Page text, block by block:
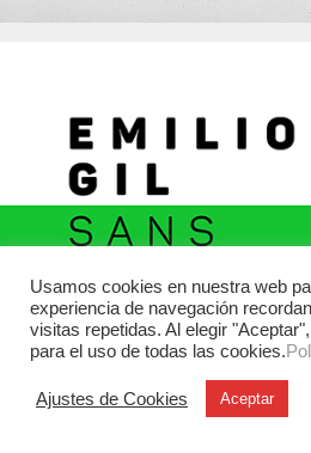
Usamos cookies en nuestra web
experiencia de navegación
visitas repetidas. Al elegir
para el uso de todas las cookies.
Ajustes de Cookies Aceptar